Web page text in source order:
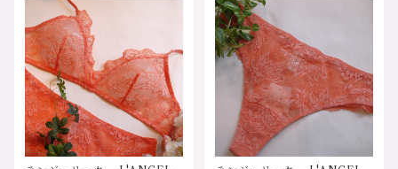
性 安心 体に優しい リラ
ックス 30代 40代 50代
60代 ローズ ミント パー
プル プレゼント ワイヤー
入りパットブラ LICA174
サイズ：B70-F75 カラー：
1.ﾌｫｷﾞｰﾛｰｽﾞ 2.ﾐﾝﾄｸﾞﾘｰﾝ 3.
ｼｬﾙﾄﾞﾝ 価格：15400円（送
料無料）
リフトアップ ボリュームア
ップ はみ肉防止 脇肉流れ
防止 可愛い 美しいバス
ト デイリー使用 グレー
イエロー レッド パットポ
ケット付 ３/４カップパテッ
トブラ LIAA157 サイズ：B7
0-75 C65-80 カラー：1.ラ
イトグレー 2.レモンイエロ
ー 3.アプリコット 価格：1
4300円（送料無料）